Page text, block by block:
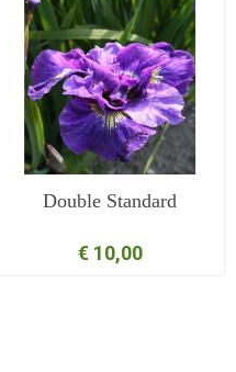
Double Standard
€ 10,00